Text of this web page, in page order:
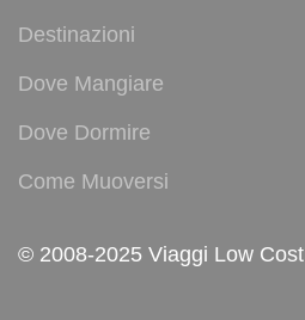
Destinazioni
Dove Mangiare
Dove Dormire
Come Muoversi
© 2008-2025 Viaggi Low Cost